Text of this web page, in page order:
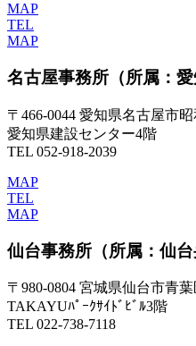
MAP
TEL
MAP
名古屋事務所 （所属：
〒466-0044 愛知県名古屋市
愛知県建設センター4階
TEL 052-918-2039
MAP
TEL
MAP
仙台事務所 （所属：仙
〒980-0804 宮城県仙台市青
TAKAYUﾊﾟｰｸｻｲﾄﾞﾋﾞﾙ3階
TEL 022-738-7118